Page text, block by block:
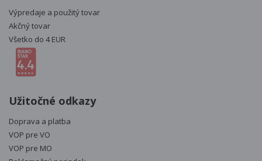
Výpredaje a použitý tovar
Akčný tovar
Všetko do 4 EUR
Užitočné odkazy
Doprava a platba
VOP pre VO
VOP pre MO